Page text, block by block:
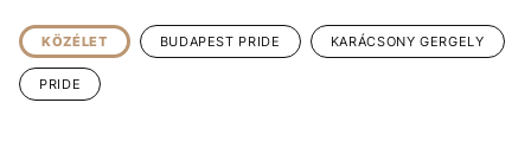
KÖZÉLET BUDAPEST PRIDE KARÁCSONY GERGELY
PRIDE